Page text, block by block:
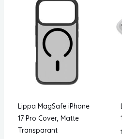
Lippa MagSafe iPhone
17 Pro Cover, Matte
Transparant